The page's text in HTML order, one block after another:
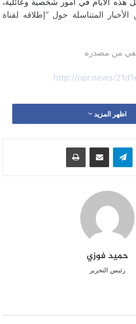
المتناسلة حول “إطلاقه لقناة
من مصدره
http://opr.news/
اظهر المزيد
تيلقرام مشاركة عبر البريد طباعة
حميد فوزي
رئيس التحرير